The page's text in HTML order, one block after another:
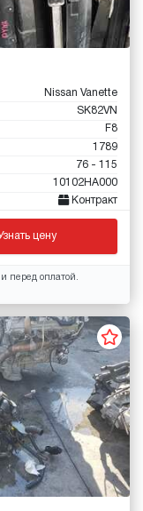
Nissan Vanette
SK82VN
F8
1789
76 - 115
10102HA000
Контракт
цену
перед оплатой.